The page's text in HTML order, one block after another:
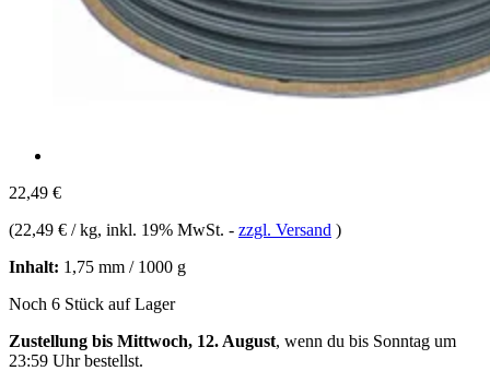
22,49 €
(22,49 € / kg, inkl. 19% MwSt. - zzgl. Versand )
Inhalt: 1,75 mm / 1000 g
Noch 6 Stück auf Lager
Zustellung bis Mittwoch, 12. August, wenn du bis Sonntag um
23:59 Uhrbestellst.